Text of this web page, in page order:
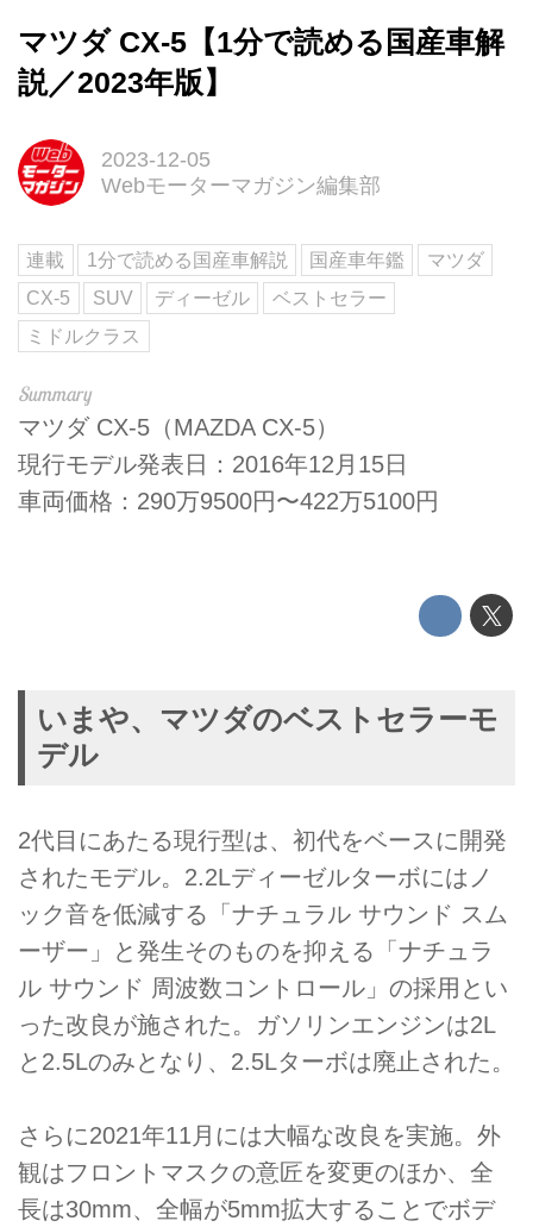
マツダ CX-5【1分で読める国産車解
説／2023年版】
2023-12-05
Webモーターマガジン編集部
連載 1分で読める国産車解説 国産車年鑑
マツダ
CX-5
SUV ディーゼル
ベストセラー
ミドルクラス
マツダ CX-5（MAZDA CX-5）
現行モデル発表日：2016年12月15日
車両価格：290万9500円〜422万5100円
いまや、マツダのベストセラーモ
デル
2代目にあたる現行型は、初代をベースに開発
されたモデル。2.2Lディーゼルターボにはノ
ック音を低減する「ナチュラル サウンド スム
ーザー」と発生そのものを抑える「ナチュラ
ル サウンド 周波数コントロール」の採用とい
った改良が施された。ガソリンエンジンは2L
と2.5Lのみとなり、2.5Lターボは廃止された。
さらに2021年11月には大幅な改良を実施。外
観はフロントマスクの意匠を変更のほか、全
長は30mm、全幅が5mm拡大することでボデ